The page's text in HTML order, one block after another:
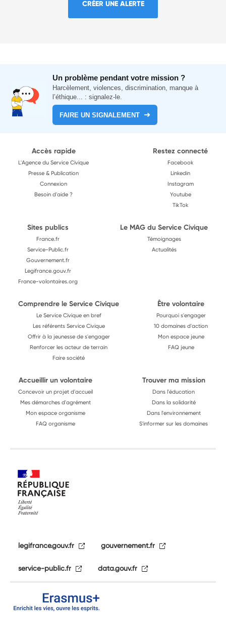
CRÉER UNE ALERTE
Un problème pendant votre mission ?
Harcèlement, violences, discrimination, manque à
l’éthique... : signalez-le.
FAIRE UN SIGNALEMENT
Accès rapide
L'Agence du Service Civique
Presse & Publication
Connexion
Besoin d'aide ?
Restez connecté
Facebook
Linkedin
Instagram
Youtube
TikTok
Sites publics
France.fr
Service-Public.fr
Gouvernement.fr
Legifrance.gouv.fr
France-volontaires.org
Le MAG du Service Civique
Témoignages
Actualités
Comprendre le Service Civique
Le Service Civique en bref
Les référents Service Civique
Offrir à la jeunesse de s'engager
Renforcer les acteur de terrain
Faire société
Être volontaire
Pourquoi s'engager
10 domaines d'action
Mon espace jeune
FAQ jeune
Accueillir un volontaire
Concevoir un projet d'accueil
Mes démarches d'agrément
Mon espace organisme
FAQ organisme
Trouver ma mission
Dans l'éducation
Dans la solidarité
Dans l'environnement
S'informer sur les domaines
legifrance.gouv.fr gouvernement.fr
service-public.fr data.gouv.fr